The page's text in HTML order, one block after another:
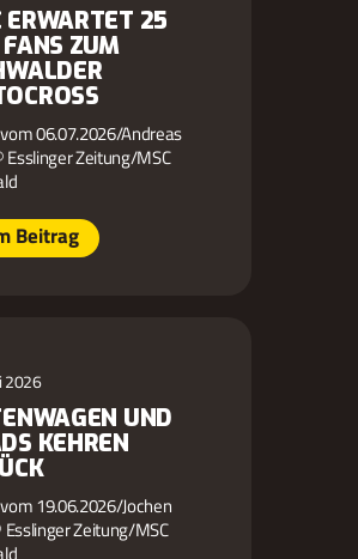
ERWARTET 25
ZUM
06.07.2026/Andreas
Esslinger Zeitung/MSC
Beitrag
2026
UND
KEHREN
19.06.2026/Jochen
Esslinger Zeitung/MSC